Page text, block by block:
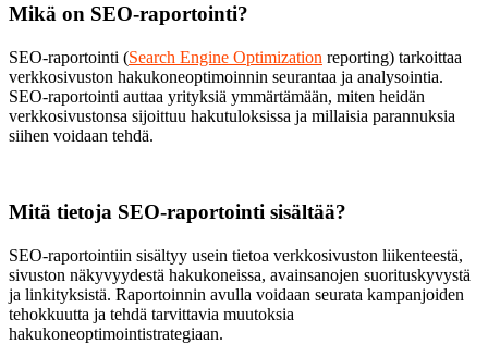
Mikä on SEO-raportointi?
SEO-raportointi (Search Engine Optimization reporting) tarkoittaa
verkkosivuston hakukoneoptimoinnin seurantaa ja analysointia.
SEO-raportointi auttaa yrityksiä ymmärtämään, miten heidän
verkkosivustonsa sijoittuu hakutuloksissa ja millaisia parannuksia
siihen voidaan tehdä.
Mitä tietoja SEO-raportointi sisältää?
SEO-raportointiin sisältyy usein tietoa verkkosivuston liikenteestä,
sivuston näkyvyydestä hakukoneissa, avainsanojen suorituskyvystä
ja linkityksistä. Raportoinnin avulla voidaan seurata kampanjoiden
tehokkuutta ja tehdä tarvittavia muutoksia
hakukoneoptimointistrategiaan.